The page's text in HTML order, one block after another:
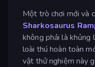
Một trò chơi mới và
Sharkosaurus
không phải là khủng
loài thú hoàn toàn
vật thử nghiệm này